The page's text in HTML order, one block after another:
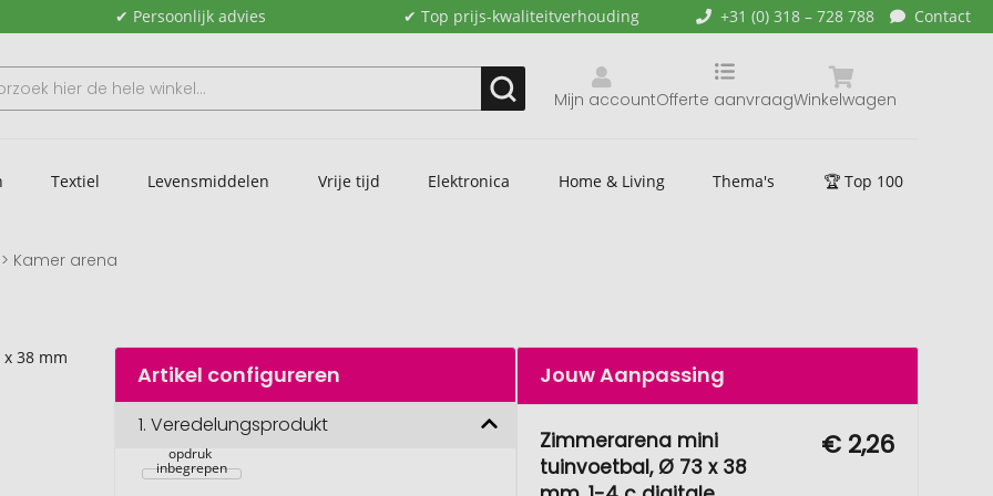
✔ Persoonlijk advies ✔ Top prijs-kwaliteitverhouding +31 (0) 318 – 728 788 Contact
Mijn account Winkelwagen
Offerte aanvraag
Textiel Levensmiddelen Vrije tijd Elektronica Home & Living Thema's 🏆 Top 100
Kamer arena
Artikel configureren
1.Veredelungsprodukt
Zimmerarena
73 x 38 mm, 1-
opdruk
inbegrepen
Jouw Aanpassing
Zimmerarena mini
tuinvoetbal, Ø 73 x 38
€ 2,26